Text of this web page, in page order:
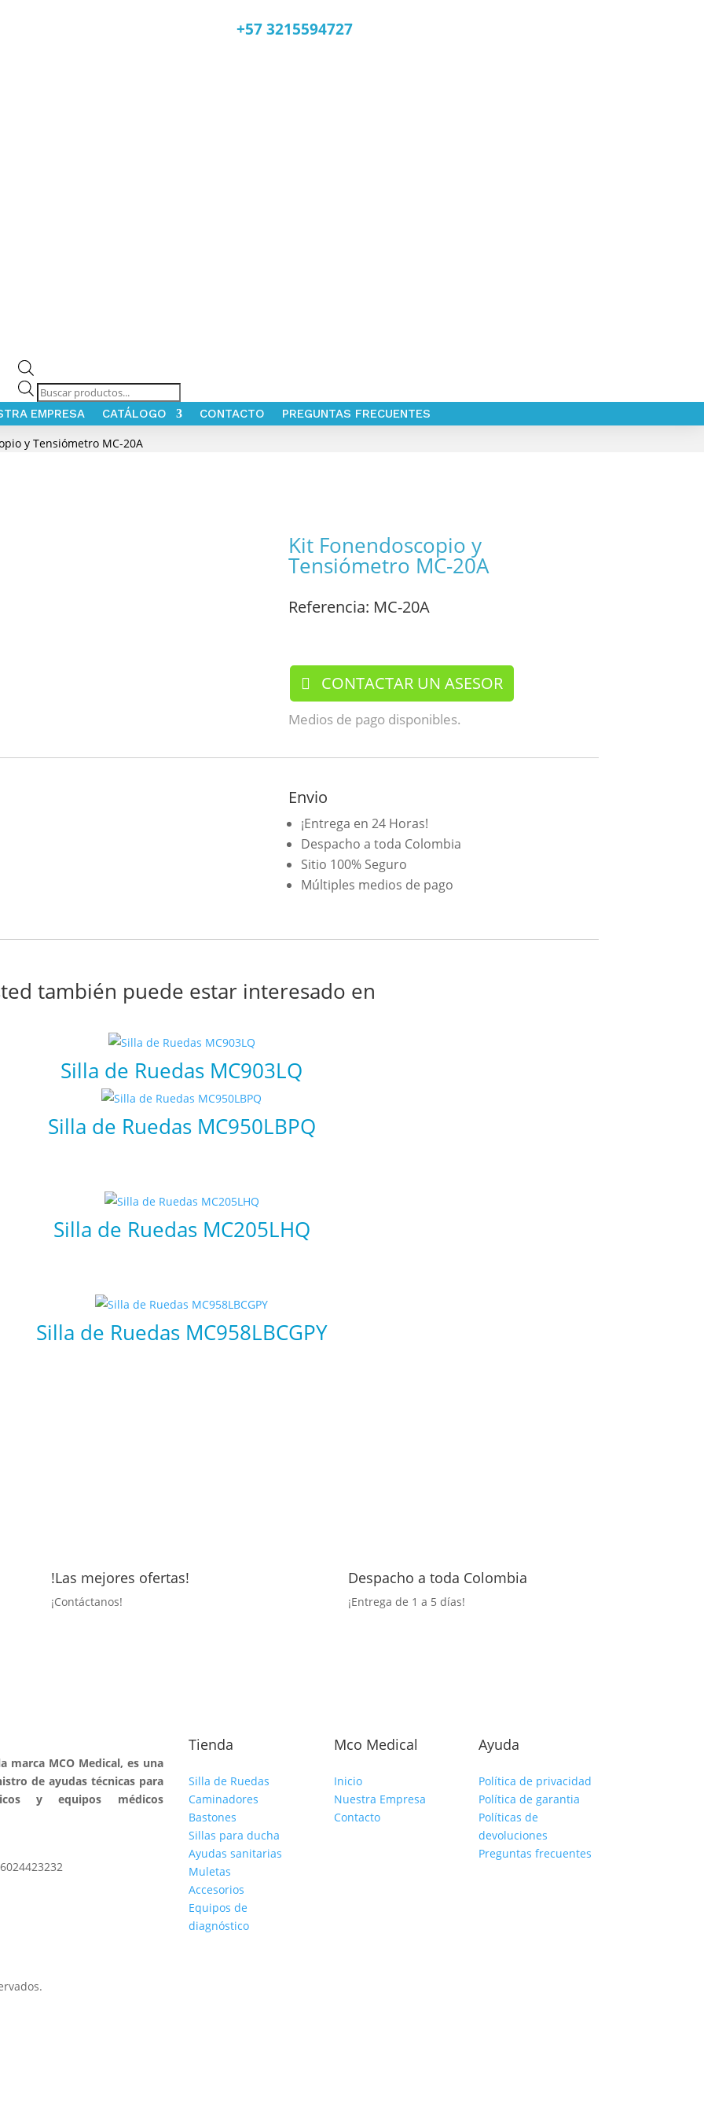
Búsqueda
de
productos
+573215594727
EMPRESA CATÁLOGO CONTACTO PREGUNTAS FRECUENTES
y Tensiómetro MC-20A
Kit Fonendoscopio y
Tensiómetro MC-20A
Referencia: MC-20A
CONTACTAR UN ASESOR
Medios de pago disponibles.
Envio
¡Entrega en 24 Horas!
Despacho a toda Colombia
Sitio 100% Seguro
Múltiples medios de pago
también puede estar interesado en
Silla de Ruedas MC903LQ
Silla de Ruedas MC950LBPQ
Silla de Ruedas MC205LHQ
Silla de Ruedas MC958LBCGPY
!Las mejores ofertas!
¡Contáctanos!
Despacho a toda Colombia
¡Entrega de 1 a 5 días!
marca MCO Medical, es una
de ayudas técnicas para
y equipos médicos
6024423232
Tienda
Silla de Ruedas
Caminadores
Bastones
Sillas para ducha
Ayudas sanitarias
Muletas
Accesorios
Equipos de
diagnóstico
Mco Medical
Inicio
Nuestra Empresa
Contacto
Ayuda
Política de privacidad
Política de garantia
Políticas de
devoluciones
Preguntas frecuentes